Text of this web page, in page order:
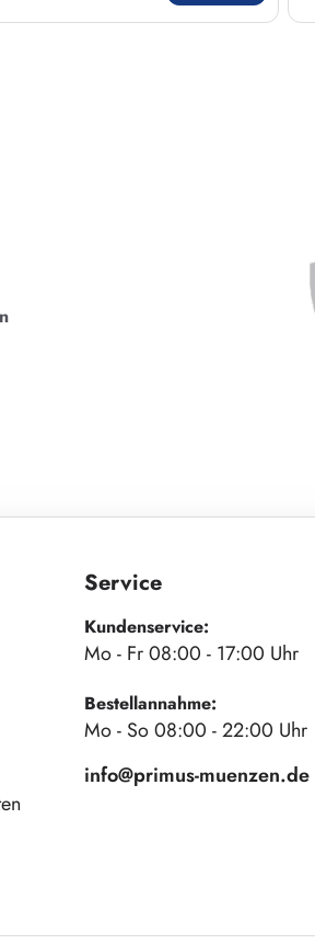
Service
Kundenservice:
Mo - Fr 08:00 - 17:00 Uhr
Bestellannahme:
Mo - So 08:00 - 22:00 Uhr
info@primus-muenzen.de